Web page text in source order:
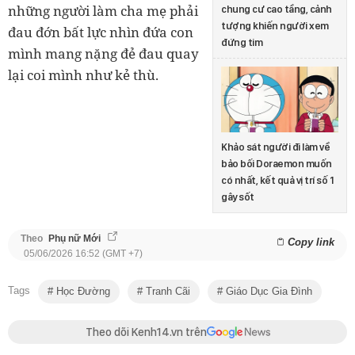
chung cư cao tầng, cảnh
tượng khiến người xem
đứng tim
Khảo sát người đi làm về
bảo bối Doraemon muốn
có nhất, kết quả vị trí số 1
gây sốt
những người làm cha mẹ phải
đau đớn bất lực nhìn đứa con
mình mang nặng đẻ đau quay
lại coi mình như kẻ thù.
Theo Phụ nữ Mới Copy link
05/06/2026 16:52 (GMT +7)
Tags Học Đường Tranh Cãi Giáo Dục Gia Đình
Theo dõi Kenh14.vn trên